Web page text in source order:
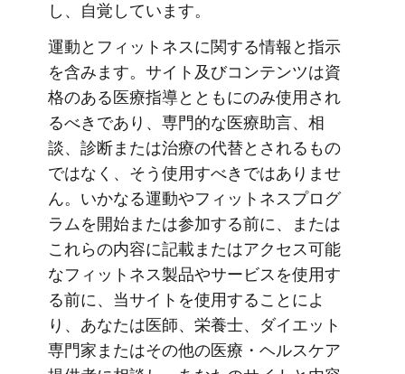
し、自覚しています。
運動とフィットネスに関する情報と指示
を含みます。サイト及びコンテンツは資
格のある医療指導とともにのみ使用され
るべきであり、専門的な医療助言、相
談、診断または治療の代替とされるもの
ではなく、そう使用すべきではありませ
ん。いかなる運動やフィットネスプログ
ラムを開始または参加する前に、または
これらの内容に記載またはアクセス可能
なフィットネス製品やサービスを使用す
る前に、当サイトを使用することによ
り、あなたは医師、栄養士、ダイエット
専門家またはその他の医療・ヘルスケア